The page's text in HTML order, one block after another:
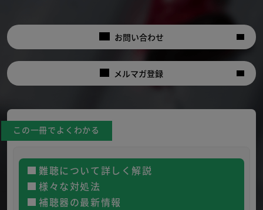
お問い合わせ
メルマガ登録
この一冊でよくわかる
難聴について詳しく解説
様々な対処法
補聴器の最新情報